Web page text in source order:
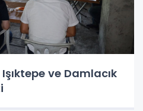
ve Damlacık